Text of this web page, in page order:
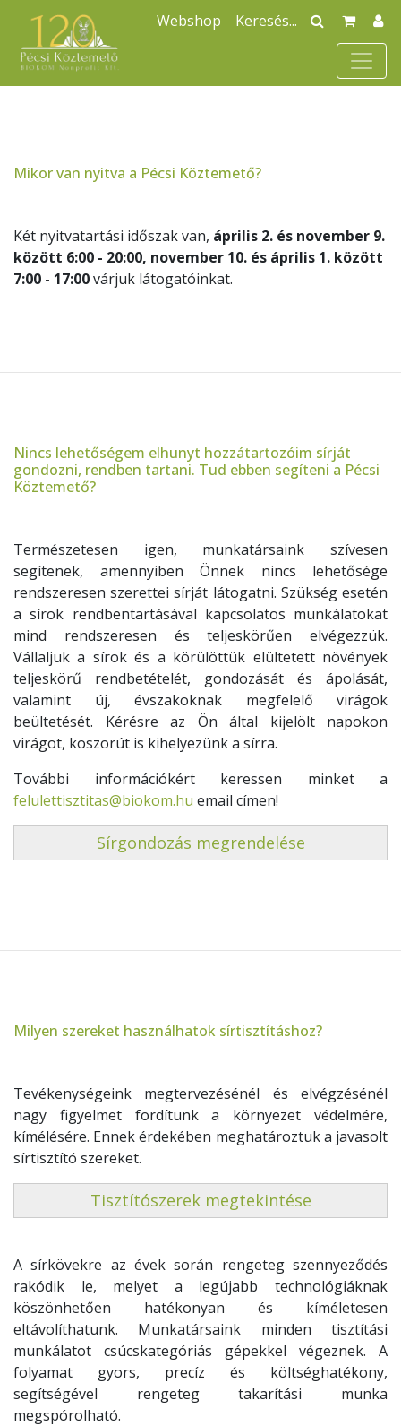
Webshop
Mikor van nyitva a Pécsi Köztemető?
Két nyitvatartási időszak van, április 2. és november 9.
között 6:00 - 20:00, november 10. és április 1. között
7:00 - 17:00várjuk látogatóinkat.
Nincs lehetőségem elhunyt hozzátartozóim sírját
gondozni, rendben tartani. Tud ebben segíteni a Pécsi
Köztemető?
Természetesen igen, munkatársaink szívesen
segítenek, amennyiben Önnek nincs lehetősége
rendszeresen szerettei sírját látogatni. Szükség esetén
a sírok rendbentartásával kapcsolatos munkálatokat
mind rendszeresen és teljeskörűen elvégezzük.
Vállaljuk a sírok és a körülöttük elültetett növények
teljeskörű rendbetételét, gondozását és ápolását,
valamint új, évszakoknak megfelelő virágok
beültetését. Kérésre az Ön által kijelölt napokon
virágot, koszorút is kihelyezünk a sírra.
További információkért keressen minket a
felulettisztitas@biokom.hu email címen!
Sírgondozás megrendelése
Milyen szereket használhatok sírtisztításhoz?
Tevékenységeink megtervezésénél és elvégzésénél
nagy figyelmet fordítunk a környezet védelmére,
kímélésére. Ennek érdekében meghatároztuk a javasolt
sírtisztító szereket.
Tisztítószerek megtekintése
A sírkövekre az évek során rengeteg szennyeződés
rakódik le, melyet a legújabb technológiáknak
köszönhetően hatékonyan és kíméletesen
eltávolíthatunk. Munkatársaink minden tisztítási
munkálatot csúcskategóriás gépekkel végeznek. A
folyamat gyors, precíz és költséghatékony,
segítségével rengeteg takarítási munka
megspórolható.